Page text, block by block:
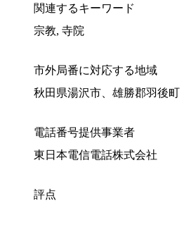
関連するキーワード
宗教, 寺院
市外局番に対応する地域
秋田県湯沢市、雄勝郡羽後町
電話番号提供事業者
東日本電信電話株式会社
評点